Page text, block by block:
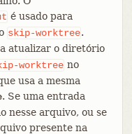
é usado para
skip-worktree.
atualizar o diretório
worktree no
usa a mesma
. Se uma entrada
nesse arquivo, ou se
presente na